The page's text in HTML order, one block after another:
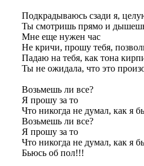
Подкрадываюсь сзади я,
Ты смотришь прямо и
Мне еще нужен час
Не кричи, прошу тебя,
Падаю на тебя, как тона
Ты не ожидала, что это
Возьмешь ли все?
Я прошу за то
Что никогда не думал, как я
Возьмешь ли все?
Я прошу за то
Что никогда не думал, как я
Бьюсь об пол!!!